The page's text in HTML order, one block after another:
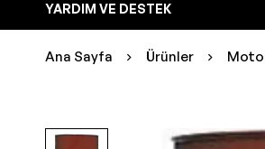
YARDIM VE DESTEK
Ana Sayfa Ürünler